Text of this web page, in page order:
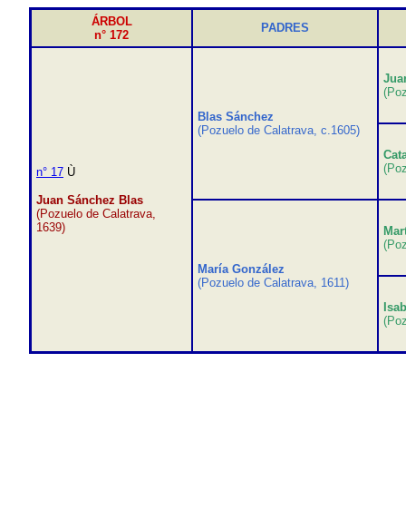
ÁRBOL
n° 172
PADRES
n° 17 Ù
Juan Sánchez Blas
(Pozuelo de Calatrava,
1639)
Blas Sánchez
(Pozuelo de Calatrava, c.1605)
María González
(Pozuelo de Calatrava, 1611)